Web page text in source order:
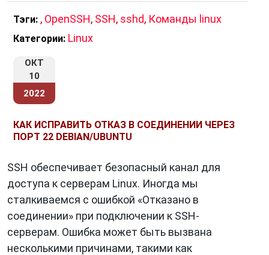
Тэги: , OpenSSH, SSH, sshd, Команды linux
Категории: Linux
ОКТ
10
2022
КАК ИСПРАВИТЬ ОТКАЗ В СОЕДИНЕНИИ ЧЕРЕЗ
ПОРТ 22 DEBIAN/UBUNTU
SSH обеспечивает безопасный канал для
доступа к серверам Linux. Иногда мы
сталкиваемся с ошибкой «Отказано в
соединении» при подключении к SSH-
серверам. Ошибка может быть вызвана
несколькими причинами, такими как